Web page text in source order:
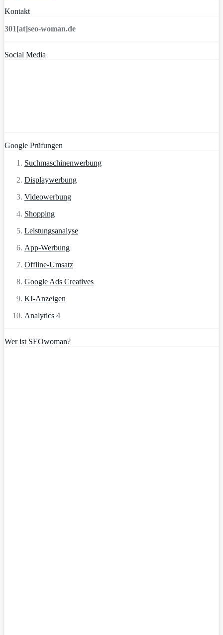
Kontakt
301[at]seo-woman.de
Social Media
Google Prüfungen
Suchmaschinenwerbung
Displaywerbung
Videowerbung
Shopping
Leistungsanalyse
App-Werbung
Offline-Umsatz
Google Ads Creatives
KI-Anzeigen
Analytics 4
Wer ist SEOwoman?